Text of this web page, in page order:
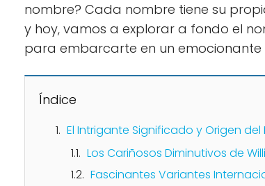
nombre? Cada nombre tiene su
y hoy, vamos a explorar a fondo el
para embarcarte en un emocionante
Índice
El Intrigante Significado y Origen del
Los Cariñosos Diminutivos de
Fascinantes Variantes